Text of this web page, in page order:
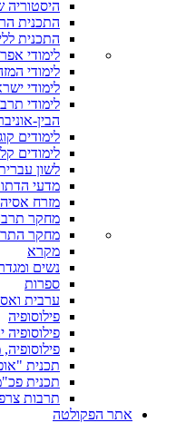
התכנית
התכנית
לימודי
לימודי
לימודי
לימודי
הבין-
לימודים
לימודים
לשון
מדעי
מזרח אסיה
מחקר
מחקר
מקרא
נשים
ספרות
ערבית
פילוסופיה
פילוסופיה
תכנית
תכנית
תרבות
אתר הפקולטה